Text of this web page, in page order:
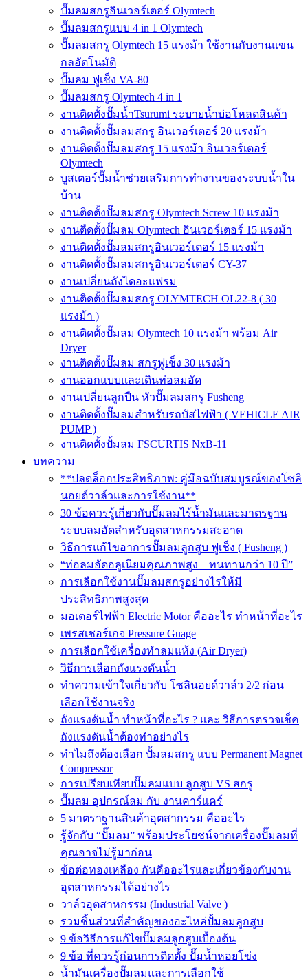
ปั๊มลมสกรูอินเวอร์เตอร์ Olymtech
ปั๊มลมสกรูแบบ 4 in 1 Olymtech
ปั๊มลมสกรู Olymtech 15 แรงม้า ใช้งานกับงานแขน
กลอัตโนมัติ
ปั๊มลม ฟูเช็ง VA-80
ปั๊มลมสกรู Olymtech 4 in 1
งานติดตั้งปั๊มน้ำTsurumi ระบายน้ำบ่อโหลดสินค้า
งานติดตั้งปั๊มลมสกรู อินเวอร์เตอร์ 20 แรงม้า
งานติดตั้งปั๊มลมสกรู 15 แรงม้า อินเวอร์เตอร์
Olymtech
บูสเตอร์ปั๊มน้ำช่วยเสริมการทำงานของระบบน้ำใน
บ้าน
งานติดตั้งปั๊มลมสกรู Olymtech Screw 10 แรงม้า
งานตืดตั้งปั๊มลม Olymtech อินเวอร์เตอร์ 15 แรงม้า
งานติดตั้งปั๊มลมสกรูอินเวอร์เตอร์ 15 แรงม้า
งานติดตั้งปั๊มลมสกรูอินเวอร์เตอร์ CY-37
งานเปลี่ยนถังไดอะแฟรม
งานติดตั้งปั๊มลมสกรู OLYMTECH OL22-8 ( 30
แรงม้า )
งานติดตั้งปั๊มลม Olymtech 10 แรงม้า พร้อม Air
Dryer
งานติดตั้งปั๊มลม สกรูฟูเช็ง 30 แรงม้า
งานออกแบบและเดินท่อลมอัด
งานเปลี่ยนลูกปืน หัวปั๊มลมสกรู Fusheng
งานติดตั้งปั๊มลมสำหรับรถบัสไฟฟ้า ( VEHICLE AIR
PUMP )
งานติดตั้งปั้มลม FSCURTIS NxB-11
บทความ
**ปลดล็อกประสิทธิภาพ: คู่มือฉบับสมบูรณ์ของโซลิ
นอยด์วาล์วและการใช้งาน**
30 ข้อควรรู้เกี่ยวกับปั๊มลมไร้น้ำมันและมาตรฐาน
ระบบลมอัดสำหรับอุตสาหกรรมสะอาด
วิธีการแก้ไขอาการปั๊มลมลูกสูบ ฟูเช็ง ( Fusheng )
“ท่อลมอัดอลูเนียมคุณภาพสูง – ทนทานกว่า 10 ปี”
การเลือกใช้งานปั๊มลมสกรูอย่างไรให้มี
ประสิทธิภาพสูงสุด
มอเตอร์ไฟฟ้า Electric Motor คืออะไร ทำหน้าที่อะไร
เพรสเชอร์เกจ Pressure Guage
การเลือกใช้เครื่องทำลมแห้ง (Air Dryer)
วิธีการเลือกถังแรงดันน้ำ
ทำความเข้าใจเกี่ยวกับ โซลินอยด์วาล์ว 2/2 ก่อน
เลือกใช้งานจริง
ถังแรงดันน้ำ ทำหน้าที่อะไร ? และ วิธีการตรวจเช็ค
ถังแรงดันน้ำต้องทำอย่างไร
ทำไมถึงต้องเลือก ปั้มลมสกรู แบบ Permanent Magnet
Compressor
การเปรียบเทียบปั๊มลมแบบ ลูกสูบ VS สกรู
ปั๊มลม อุปกรณ์ลม กับ งานคาร์แคร์
5 มาตราฐานสินค้าอุตสากรรม คืออะไร
รู้จักกับ “ปั๊มลม” พร้อมประโยชน์จากเครื่องปั๊มลมที่
คุณอาจไม่รู้มาก่อน
ข้อต่อทองเหลือง กันคืออะไรและเกี่ยวข้องกับงาน
อุตสาหกรรมได้อย่างไร
วาล์วอุตสาหกรรม (Industrial Valve )
รวมชิ้นส่วนที่สำคัญของอะไหล่ปั้มลมลูกสูบ
9 ข้อวิธีการแก้ไขปั๊มลมลูกสูบเบื้องต้น
9 ข้อ ที่ควรรู้ก่อนการติดตั้ง ปั๊มน้ำหอยโข่ง
น้ำมันเครื่องปั๊มลมและการเลือกใช้